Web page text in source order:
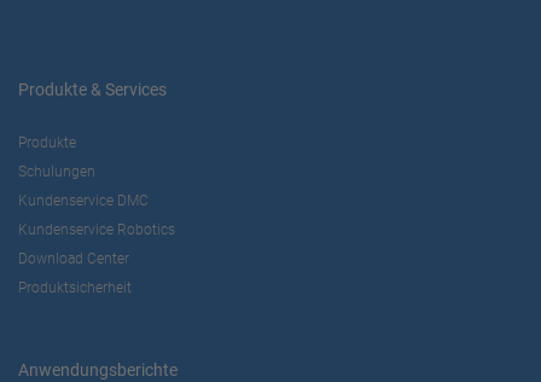
Produkte & Services
Produkte
Schulungen
Kundenservice DMC
Kundenservice Robotics
Download Center
Produktsicherheit
Anwendungsberichte